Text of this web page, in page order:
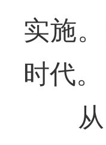
实施
时代。
从内